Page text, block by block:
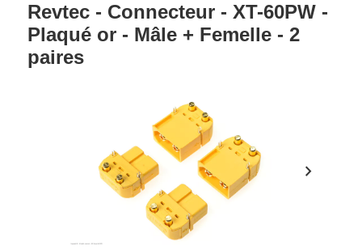
Revtec - Connecteur - XT-60PW -
Plaqué or - Mâle + Femelle - 2
paires
chevron_right